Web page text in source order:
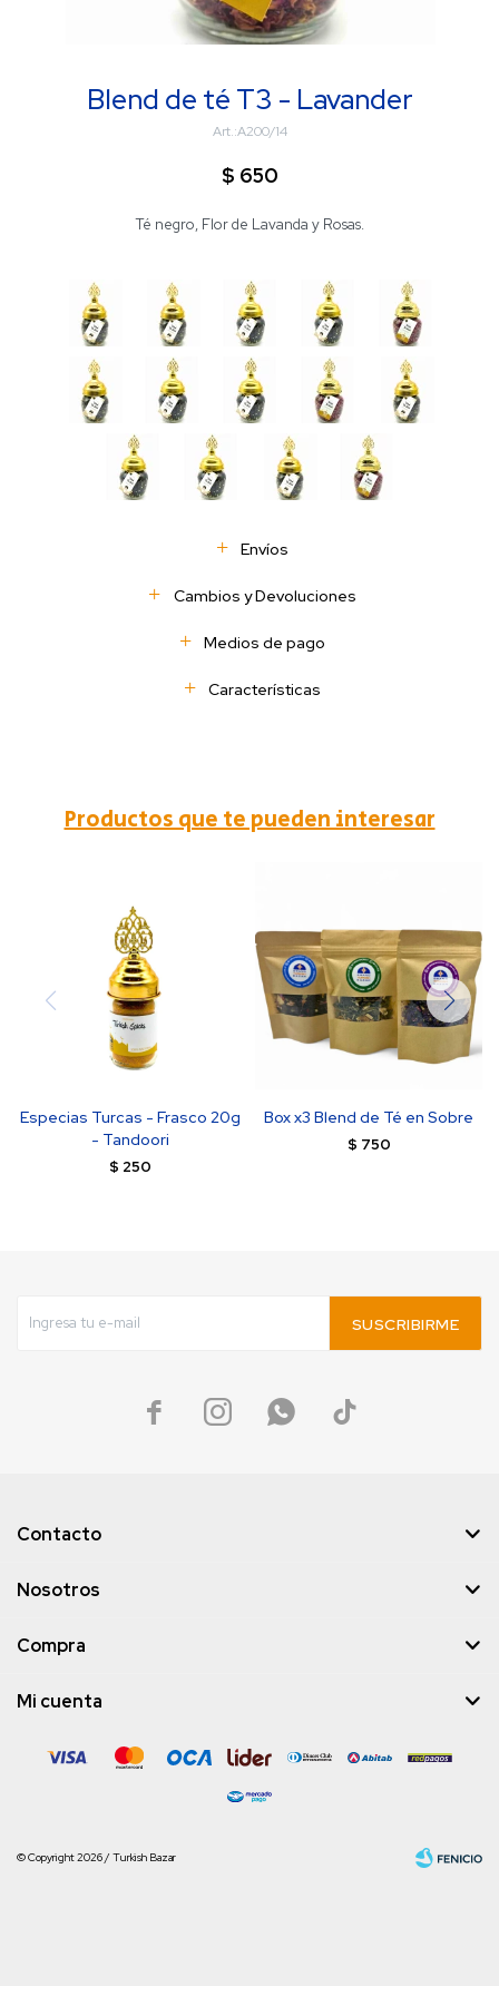
Blend de té T3 - Lavander
A200/14
$ 650
Té negro, Flor de Lavanda y Rosas.
Envíos
Cambios y Devoluciones
Medios de pago
Características
Productos que te pueden interesar
Especias Turcas - Frasco 20g
- Tandoori
$ 250
Box x3 Blend de Té en Sobre
$ 750
SUSCRIBIRME
   
Contacto
Nosotros
Compra
Mi cuenta
© Copyright 2026 / Turkish Bazar